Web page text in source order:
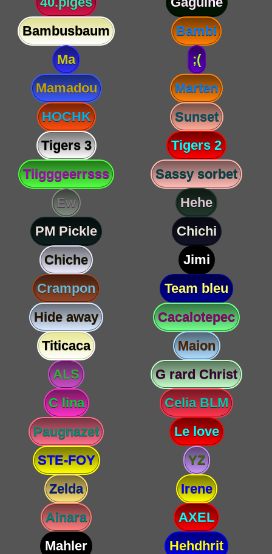
Bambusbaum
Bambi
Ma
;(
Mamadou
Marten
HOCHK
Sunset
Tigers 3
Tigers 2
Tiigggeerrsss
Sassy sorbet
Ew
Hehe
PM Pickle
Chichi
Chiche
Jimi
Crampon
Team bleu
Hide away
Cacalotepec
Titicaca
Maion
ALS
G rard Christ
C lina
Celia BLM
Paugnazet
Le love
STE-FOY
YZ
Zelda
Irene
Ainara
AXEL
Mahler
Hehdhrit